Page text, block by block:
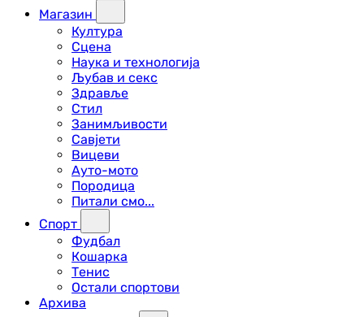
Магазин
Култура
Сцена
Наука и технологија
Љубав и секс
Здравље
Стил
Занимљивости
Савјети
Вицеви
Ауто-мото
Породица
Питали смо...
Спорт
Фудбал
Кошарка
Тенис
Остали спортови
Архива